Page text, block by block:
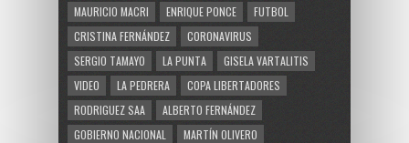
MAURICIO MACRI
ENRIQUE PONCE
FUTBOL
CRISTINA FERNÁNDEZ
CORONAVIRUS
SERGIO TAMAYO
LA PUNTA
GISELA VARTALITIS
VIDEO
LA PEDRERA
COPA LIBERTADORES
RODRIGUEZ SAA
ALBERTO FERNÁNDEZ
GOBIERNO NACIONAL
MARTÍN OLIVERO